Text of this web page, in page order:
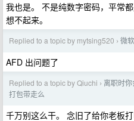
我也是。 不是纯数字密码，平常
想不起来。
Replied to a topic by mytsing520 › 微
AFD 出问题了
Replied to a topic by Qiuchi › 离职时
打包带走么
千万别这么干。 念旧了给你老板